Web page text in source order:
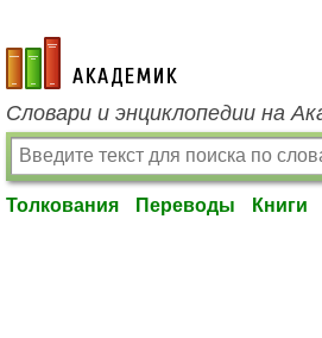
academic.ru
Словари и энциклопедии на
Толкования Переводы Книги